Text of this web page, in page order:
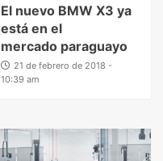
El nuevo BMW X3 ya
está en el
mercado paraguayo
21 de febrero de 2018 -
10:39 am